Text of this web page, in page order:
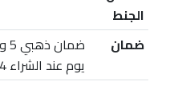
الجنط
ضمان
يوم عند الشراء 4 يتفعل